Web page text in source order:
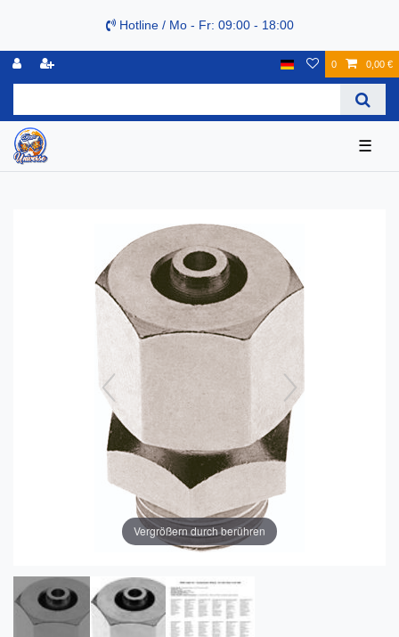
Hotline / Mo - Fr: 09:00 - 18:00
0 0,00 €
☰
Vergrößern durch berühren